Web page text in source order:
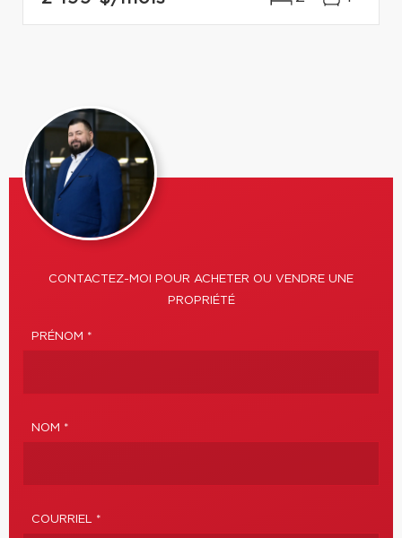
CONTACTEZ-MOI POUR ACHETER OU VENDRE UNE
PROPRIÉTÉ
PRÉNOM *
NOM *
COURRIEL *